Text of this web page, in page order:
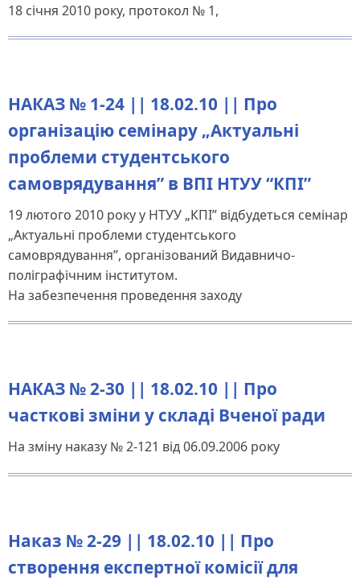
18 січня 2010 року, протокол № 1,
НАКАЗ № 1-24 || 18.02.10 || Про
організацію семінару „Актуальні
проблеми студентського
самоврядування” в ВПІ НТУУ “КПІ”
19 лютого 2010 року у НТУУ „КПІ” відбудеться семінар
„Актуальні проблеми студентського
самоврядування”, організований Видавничо-
поліграфічним інститутом.
На забезпечення проведення заходу
НАКАЗ № 2-30 || 18.02.10 || Про
часткові зміни у складі Вченої ради
На зміну наказу № 2-121 від 06.09.2006 року
Наказ № 2-29 || 18.02.10 || Про
створення експертної комісії для